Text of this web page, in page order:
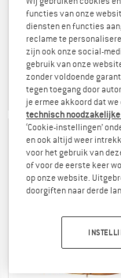
Women's Makke
Oorspronkelijke
€ 249,95 Prijs
vanaf €
48%
functies van onze
diensten en functies
reclame te
zijn ook onze social-
gebruik van onze
zonder voldoende
tegen toegang door
je ermee akkoord dat
technisch
‘Cookie-instellingen’
en ook altijd weer
voor het gebruik van
of voor de eerste keer
op onze website.
doorgiften naar derde